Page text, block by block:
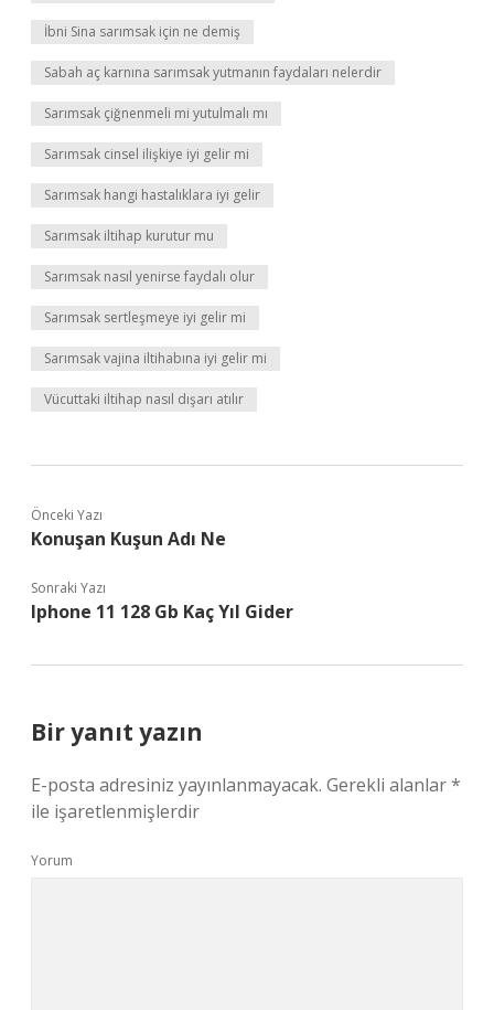
İbni Sina sarımsak için ne demiş
Sabah aç karnına sarımsak yutmanın faydaları nelerdir
Sarımsak çiğnenmeli mi yutulmalı mı
Sarımsak cinsel ilişkiye iyi gelir mi
Sarımsak hangi hastalıklara iyi gelir
Sarımsak iltihap kurutur mu
Sarımsak nasıl yenirse faydalı olur
Sarımsak sertleşmeye iyi gelir mi
Sarımsak vajina iltihabına iyi gelir mi
Vücuttaki iltihap nasıl dışarı atılır
Önceki Yazı
Konuşan Kuşun Adı Ne
Sonraki Yazı
Iphone 11 128 Gb Kaç Yıl Gider
Bir yanıt yazın
E-posta adresiniz yayınlanmayacak. Gerekli alanlar*
ile işaretlenmişlerdir
Yorum